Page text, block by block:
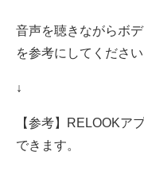
音声を聴きながらボ
を参考にしてください
↓
【参考】RELOOKア
できます。